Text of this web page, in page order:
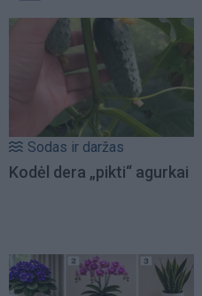
Sodas ir daržas
Kodėl dera „pikti“ agurkai